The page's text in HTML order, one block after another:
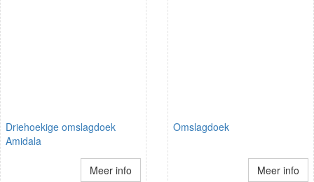
Driehoekige omslagdoek
Amidala
Meer info
Omslagdoek
Meer info